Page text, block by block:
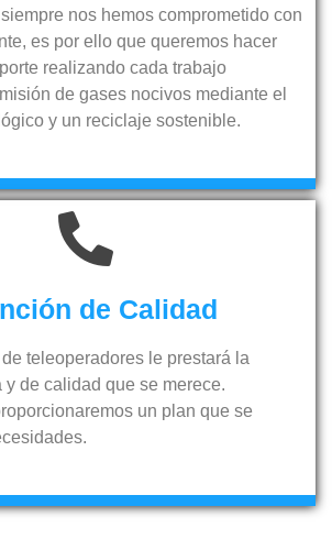
nos hemos comprometido con
es por ello que queremos hacer
realizando cada trabajo
de gases nocivos mediante el
y un reciclaje sostenible.
de Calidad
teleoperadores le prestará la
y de calidad que se merece.
un plan que se